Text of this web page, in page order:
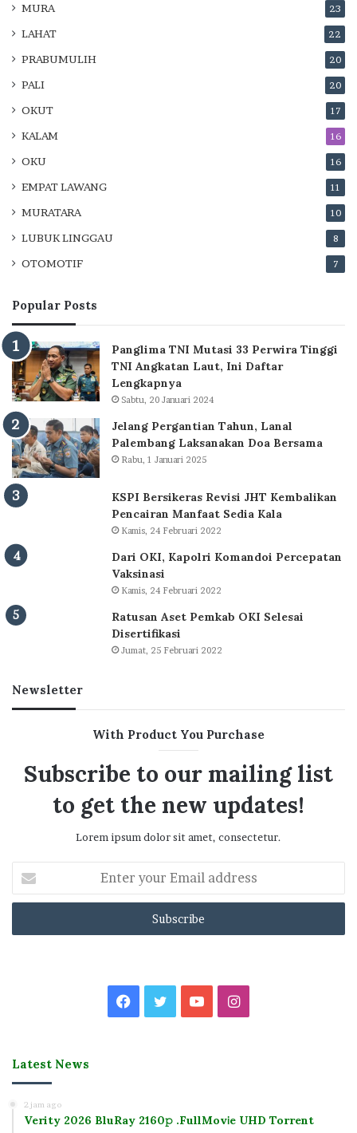
MURA 23
LAHAT 22
PRABUMULIH 20
PALI 20
OKUT 17
KALAM 16
OKU 16
EMPAT LAWANG 11
MURATARA 10
LUBUK LINGGAU 8
OTOMOTIF 7
Popular Posts
Panglima TNI Mutasi 33 Perwira Tinggi
TNI Angkatan Laut, Ini Daftar
Lengkapnya
Sabtu, 20 Januari 2024
Jelang Pergantian Tahun, Lanal
Palembang Laksanakan Doa Bersama
Rabu, 1 Januari 2025
KSPI Bersikeras Revisi JHT Kembalikan
Pencairan Manfaat Sedia Kala
Kamis, 24 Februari 2022
Dari OKI, Kapolri Komandoi Percepatan
Vaksinasi
Kamis, 24 Februari 2022
Ratusan Aset Pemkab OKI Selesai
Disertifikasi
Jumat, 25 Februari 2022
Newsletter
With Product You Purchase
Subscribe to our mailing list
to get the new updates!
Lorem ipsum dolor sit amet, consectetur.
your
Email
Facebook
TwitterYouTubeInstagram
Latest News
2 jam ago
Verity 2026 BluRay 2160𝚙 .FullMov𝗂e UHD Torrent